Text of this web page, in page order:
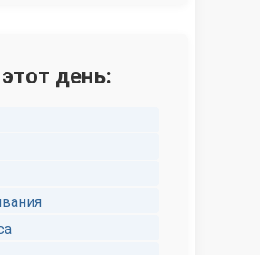
день: